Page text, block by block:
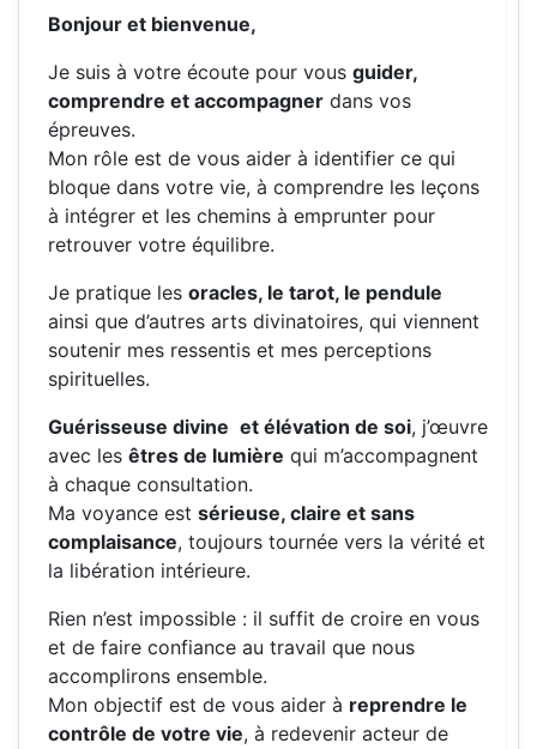
Bonjour et bienvenue,
Je suis à votre écoute pour vous guider,
comprendre et accompagner dans vos
épreuves.
Mon rôle est de vous aider à identifier ce qui
bloque dans votre vie, à comprendre les leçons
à intégrer et les chemins à emprunter pour
retrouver votre équilibre.
Je pratique les oracles, le tarot, le pendule
ainsi que d’autres arts divinatoires, qui viennent
soutenir mes ressentis et mes perceptions
spirituelles.
Guérisseuse divine et élévation de soi, j’œuvre
avec les êtres de lumière qui m’accompagnent
à chaque consultation.
Ma voyance est sérieuse, claire et sans
complaisance, toujours tournée vers la vérité et
la libération intérieure.
Rien n’est impossible : il suffit de croire en vous
et de faire confiance au travail que nous
accomplirons ensemble.
Mon objectif est de vous aider à reprendre le
contrôle de votre vie, à redevenir acteur de